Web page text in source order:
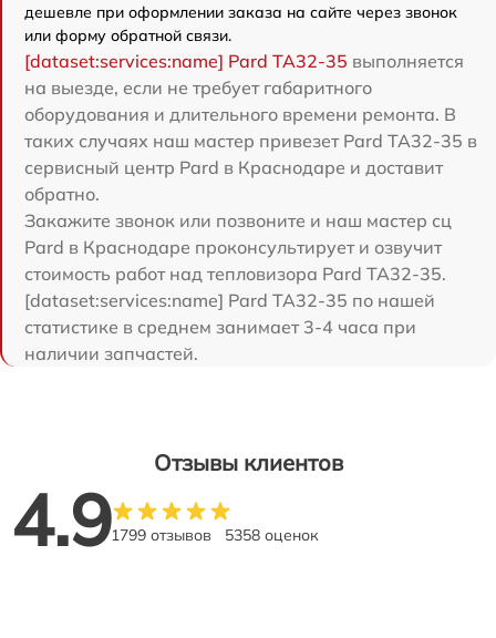
дешевле при оформлении заказа на сайте через звонок
или форму обратной связи.
[dataset:services:name] Pard TA32-35 выполняется
на выезде, если не требует габаритного
оборудования и длительного времени ремонта. В
таких случаях наш мастер привезет Pard TA32-35 в
сервисный центр Pard в Краснодаре и доставит
обратно.
Закажите звонок или позвоните и наш мастер сц
Pard в Краснодаре проконсультирует и озвучит
стоимость работ над тепловизора Pard TA32-35.
[dataset:services:name] Pard TA32-35 по нашей
статистике в среднем занимает 3-4 часа при
наличии запчастей.
Отзывы клиентов
4.91799 отзывов 5358 оценок